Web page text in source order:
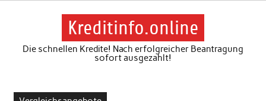
Skip
Kreditinfo.online
Die schnellen Kredite! Nach erfolgreicher Beantragung
sofort ausgezahlt!